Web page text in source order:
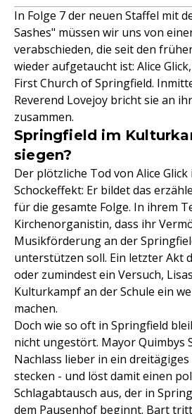
In Folge 7 der neuen Staffel mit
Sashes" müssen wir uns von
verabschieden, die seit den
wieder aufgetaucht ist: Alice
First Church of Springfield.
Reverend Lovejoy bricht sie an
zusammen.
Springfield im
siegen?
Der plötzliche Tod von Alice
Schockeffekt: Er bildet das
für die gesamte Folge. In ihrem
Kirchenorganistin, dass ihr
Musikförderung an der
unterstützen soll. Ein letzter Akt
oder zumindest ein Versuch,
Kulturkampf an der Schule ein
machen.
Doch wie so oft in Springfield
nicht ungestört. Mayor Quimbys
Nachlass lieber in ein
stecken - und löst damit einen
Schlagabtausch aus, der in
dem Pausenhof beginnt. Bart